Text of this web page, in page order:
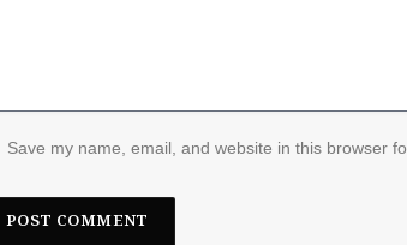
Save my name, email, and website in this browser